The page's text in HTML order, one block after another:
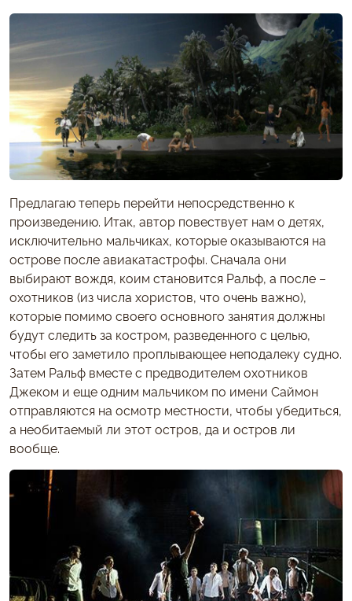
Предлагаю теперь перейти непосредственно к
произведению. Итак, автор повествует нам о детях,
исключительно мальчиках, которые оказываются на
острове после авиакатастрофы. Сначала они
выбирают вождя, коим становится Ральф, а после –
охотников (из числа хористов, что очень важно),
которые помимо своего основного занятия должны
будут следить за костром, разведенного с целью,
чтобы его заметило проплывающее неподалеку судно.
Затем Ральф вместе с предводителем охотников
Джеком и еще одним мальчиком по имени Саймон
отправляются на осмотр местности, чтобы убедиться,
а необитаемый ли этот остров, да и остров ли
вообще.